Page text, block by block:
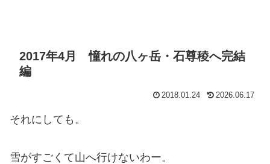
2017年4月 憧れの八ヶ岳・石尊稜へ完結
編
2018.01.24 2026.06.17
それにしても。
雪がすごくて山へ行けないわー。